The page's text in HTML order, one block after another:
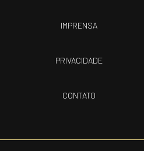
IMPRENSA
PRIVACIDADE
CONTATO